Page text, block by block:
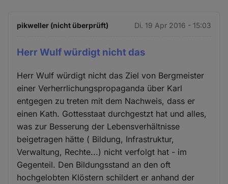
pikweller (nicht überprüft) Di. 19 Apr 2016 - 15:03
Herr Wulf würdigt nicht das
Herr Wulf würdigt nicht das Ziel von Bergmeister
einer Verherrlichungspropaganda über Karl
entgegen zu treten mit dem Nachweis, dass er
einen Kath. Gottesstaat durchgestzt hat und alles,
was zur Besserung der Lebensverhältnisse
beigetragen hätte ( Bildung, Infrastruktur,
Verwaltung, Rechte...) nicht verfolgt hat - im
Gegenteil. Den Bildungsstand an den oft
hochgelobten Klöstern schildert er anhand der